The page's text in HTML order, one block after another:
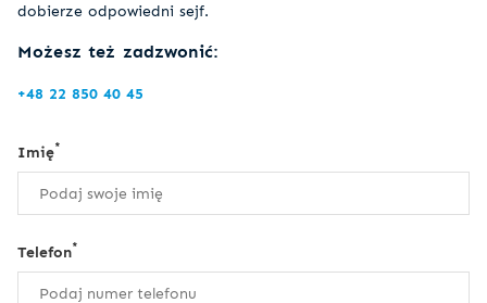
dobierze odpowiedni sejf.
Możesz też zadzwonić:
+48 22 850 40 45
Imię*
Telefon*